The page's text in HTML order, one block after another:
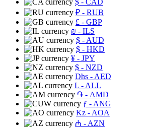
$ - CAD
₽ - RUB
£ - GBP
₪ - ILS
$ - AUD
$ - HKD
¥ - JPY
$ - NZD
Dhs - AED
L - ALL
֏ - AMD
ƒ - ANG
Kz - AOA
₼ - AZN